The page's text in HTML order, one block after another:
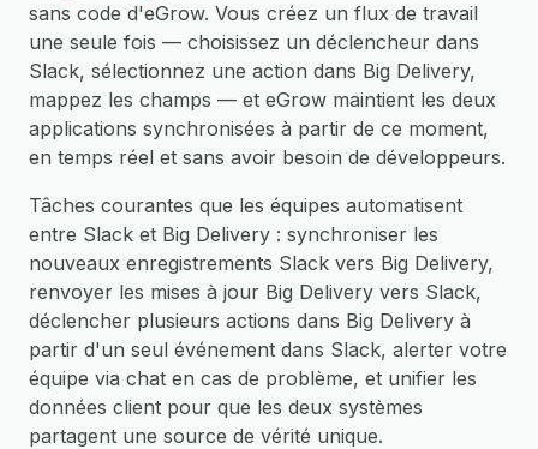
sans code d'eGrow. Vous créez un flux de travail
une seule fois — choisissez un déclencheur dans
Slack, sélectionnez une action dans Big Delivery,
mappez les champs — et eGrow maintient les deux
applications synchronisées à partir de ce moment,
en temps réel et sans avoir besoin de développeurs.
Tâches courantes que les équipes automatisent
entre Slack et Big Delivery : synchroniser les
nouveaux enregistrements Slack vers Big Delivery,
renvoyer les mises à jour Big Delivery vers Slack,
déclencher plusieurs actions dans Big Delivery à
partir d'un seul événement dans Slack, alerter votre
équipe via chat en cas de problème, et unifier les
données client pour que les deux systèmes
partagent une source de vérité unique.